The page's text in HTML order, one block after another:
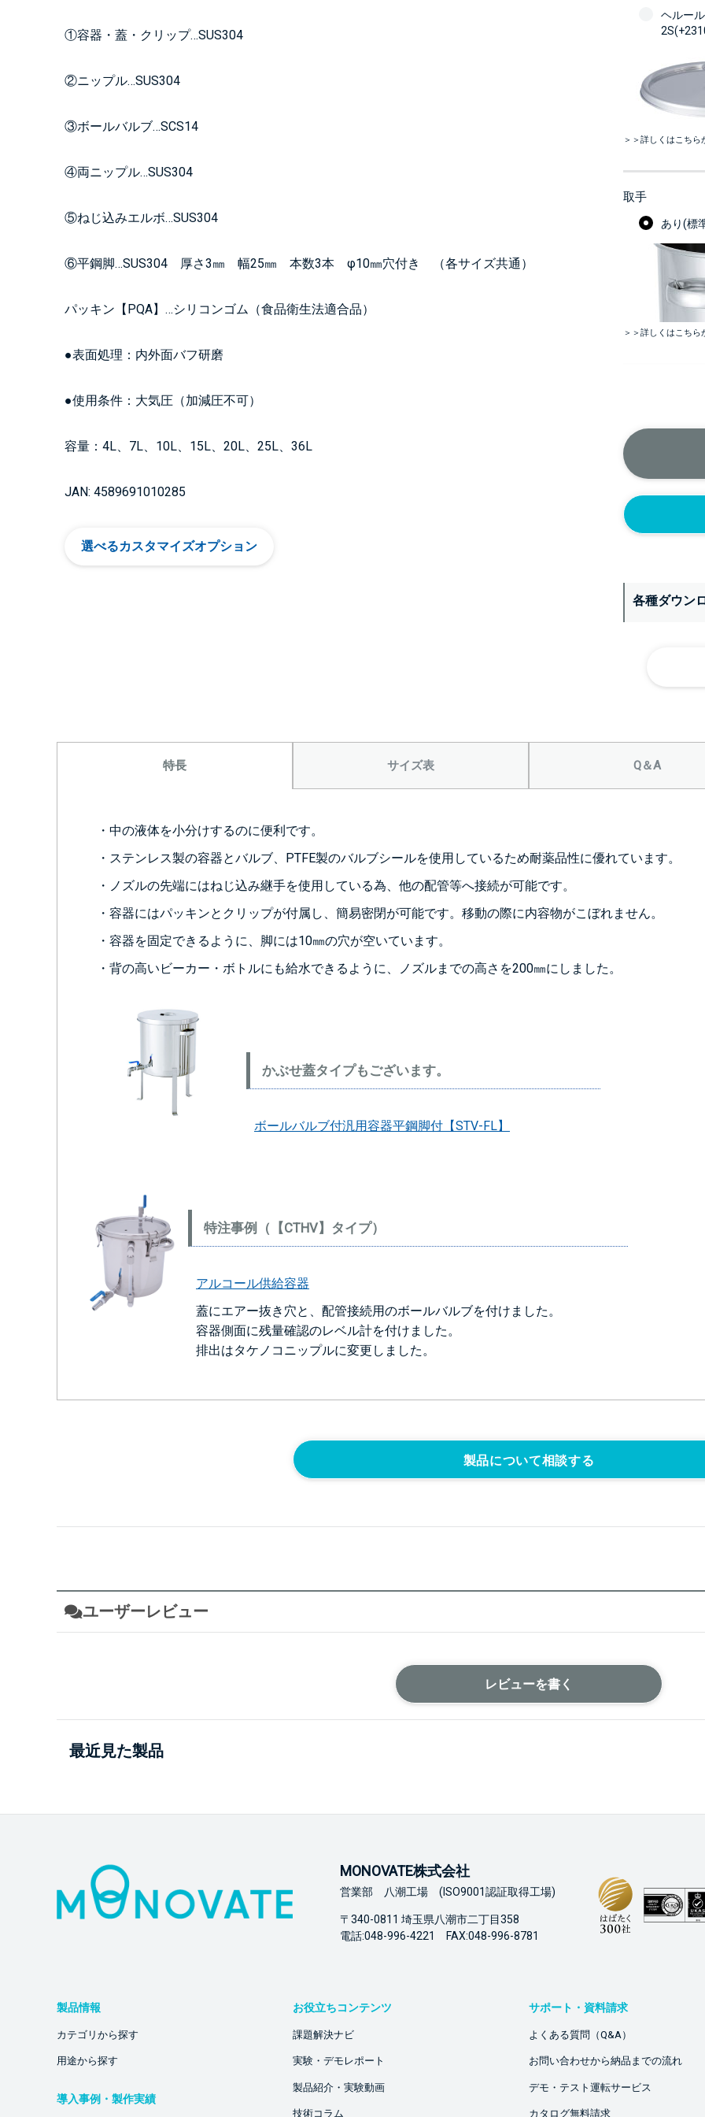
①容器・蓋・クリップ…SUS304
②ニップル…SUS304
③ボールバルブ…SCS14
④両ニップル…SUS304
⑤ねじ込みエルボ…SUS304
⑥平鋼脚…SUS304 厚さ3㎜ 幅25㎜ 本数3本 φ10㎜穴付き （各サイズ共通）
パッキン【PQA】…シリコンゴム（食品衛生法適合品）
●表面処理：内外面バフ研磨
●使用条件：大気圧（加減圧不可）
容量：4L、7L、10L、15L、20L、25L、36L
JAN: 4589691010285
選べるカスタマイズオプション
ヘルール
＞＞詳しくはこちら
取手
あり(標
＞＞詳しくはこちら
1/
ヘルール
なし
背面側に部品
シール
各種ダウン
特長 サイズ表 Q＆A
・中の液体を小分けするのに便利です。
・ステンレス製の容器とバルブ、PTFE製のバルブシールを使用しているため耐薬品性に優れています。
・ノズルの先端にはねじ込み継手を使用している為、他の配管等へ接続が可能です。
・容器にはパッキンとクリップが付属し、簡易密閉が可能です。移動の際に内容物がこぼれません。
・容器を固定できるように、脚には10㎜の穴が空いています。
・背の高いビーカー・ボトルにも給水できるように、ノズルまでの高さを200㎜にしました。
かぶせ蓋タイプもございます。
ボールバルブ付汎用容器平鋼脚付【STV-FL】
特注事例（【CTHV】タイプ）
アルコール供給容器
蓋にエアー抜き穴と、配管接続用のボールバルブを付けました。
容器側面に残量確認のレベル計を付けました。
排出はタケノコニップルに変更しました。
製品について相談する
ユーザーレビュー
レビューを書く
最近見た製品
MONOVATE株式会社
営業部 八潮工場 (ISO9001認証取得工場)
〒340-0811 埼玉県八潮市二丁目358
電話:048-996-4221 FAX:048-996-8781
製品情報
カテゴリから探す
用途から探す
導入事例・製作実績
お役立ちコンテンツ
課題解決ナビ
実験・デモレポート
製品紹介・実験動画
技術コラム
サポート・資料請求
よくある質問（Q&A）
お問い合わせから納品までの流れ
デモ・テスト運転サービス
カタログ無料請求